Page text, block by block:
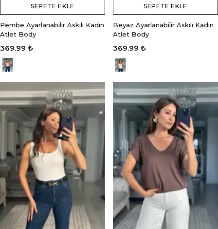
SEPETE EKLE
Pembe Ayarlanabilir Askılı Kadın
Atlet Body
369.99 ₺
SEPETE EKLE
Beyaz Ayarlanabilir Askılı Kadın
Atlet Body
369.99 ₺